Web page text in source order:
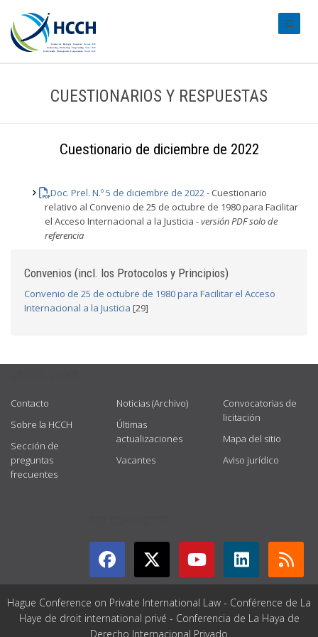
CUESTIONARIOS Y RESPUESTAS
Cuestionario de diciembre de 2022
Doc. Prel. N.º 5 de diciembre de 2022- Cuestionario
relativo al Convenio de 25 de octubre de 1980 para Facilitar
el Acceso Internacional a la Justicia -versión PDF solo de
referencia
Convenios (incl. los Protocolos y Principios)
Convenio de 25 de octubre de 1980 para Facilitar el Acceso
Internacional a la Justicia [29]
Contacto
Sobre la HCCH
Sección de
preguntas
frecuentes
Noticias (Archivo)
Últimas
actualizaciones
Vacantes
Convocatorias de
licitación
Mapa del sitio
Aviso jurídico
Hague Conference on Private International Law - Conférence de La
Haye de droit international privé - Conferencia de La Haya de
Derecho Internacional Privado